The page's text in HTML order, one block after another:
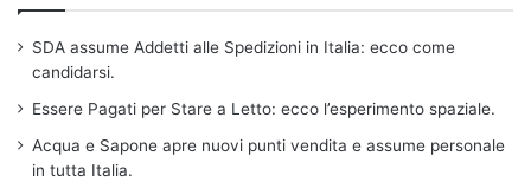
SDA assume Addetti alle Spedizioni in Italia: ecco come
candidarsi.
Essere Pagati per Stare a Letto: ecco l’esperimento spaziale.
Acqua e Sapone apre nuovi punti vendita e assume personale
in tutta Italia.